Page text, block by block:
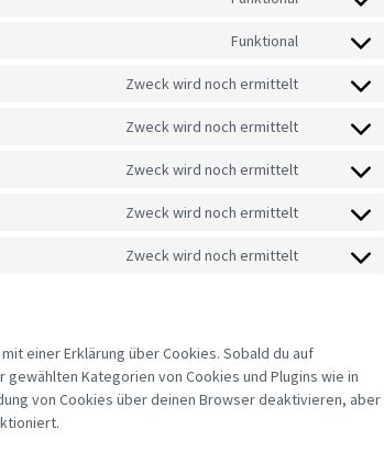
GOOGLE-
SERVICE
WORDPRESS
Funktional
CONSENT
SERVICE
COMPLIANZ
Zweck wird noch ermittelt
CONSENT
SERVICE
GOOGLE-
Zweck wird noch ermittelt
CONSENT
SERVICE
GOOGLE-
Zweck wird noch ermittelt
CONSENT
SERVICE
YOUTUBE
Zweck wird noch ermittelt
CONSENT
SERVICE
TWITTER
Zweck wird noch ermittelt
CONSENT
einer Erklärung über Cookies. Sobald du auf
Kategorien von Cookies und Plugins wie in
von Cookies über deinen Browser deaktivieren, aber